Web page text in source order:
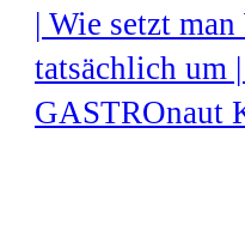
| Wie setzt
tatsächlich um
GASTROnaut